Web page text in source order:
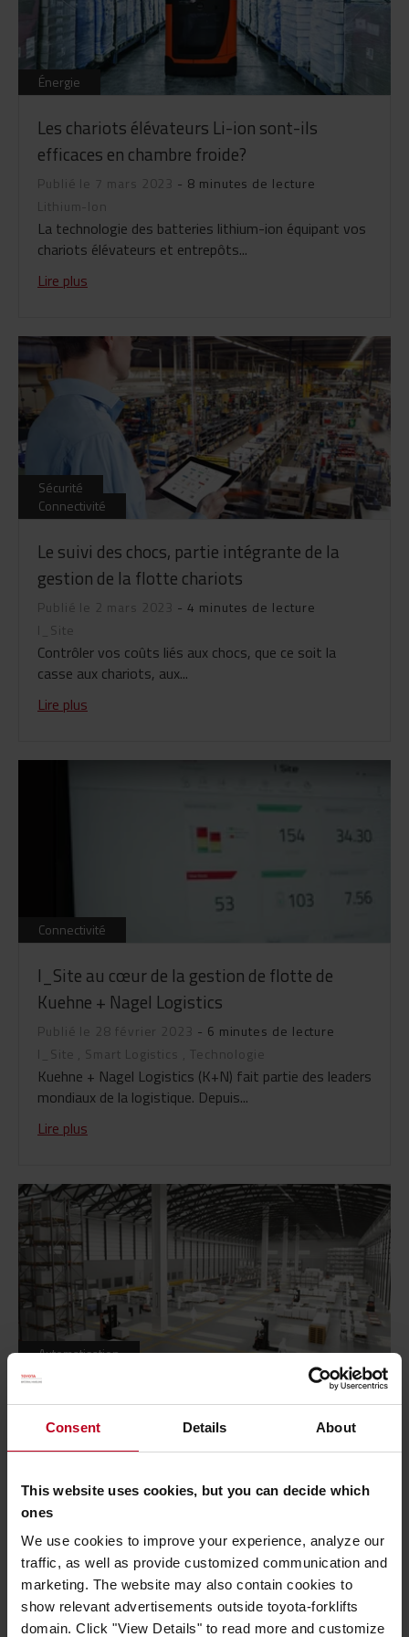
Consent Details About
This website uses cookies, but you can decide which
ones
We use cookies to improve your experience, analyze our
traffic, as well as provide customized communication and
marketing. The website may also contain cookies to
show relevant advertisements outside toyota-forklifts
domain. Click "View Details" to read more and customize
Énergie
Les chariots élévateurs Li-ion sont-ils
efficaces en chambre froide?
Publié le 7 mars 2023 - 8 minutes de lecture
Lithium-Ion
La technologie des batteries lithium-ion équipant vos
chariots élévateurs et entrepôts...
Lire plus
Sécurité
Connectivité
Le suivi des chocs, partie intégrante de la
gestion de la flotte chariots
Publié le 2 mars 2023 - 4 minutes de lecture
I_Site
Contrôler vos coûts liés aux chocs, que ce soit la
casse aux chariots, aux...
Lire plus
Connectivité
I_Site au cœur de la gestion de flotte de
Kuehne + Nagel Logistics
Publié le 28 février 2023 - 6 minutes de lecture
I_Site , Smart Logistics , Technologie
Kuehne + Nagel Logistics (K+N) fait partie des leaders
mondiaux de la logistique. Depuis...
Lire plus
Automatisation
8 points de sécurité pour optimiser votre
projet d’automatisation d’entrepôt
Publié le 27 février 2023- 6 minutes de lecture
Avouons-le : la mise en place d’un entrepôt
automatisé pourrait ne pas donner les...
Lire plus